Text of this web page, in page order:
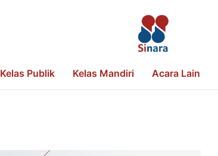
Kelas Publik Kelas Mandiri Acara Lain